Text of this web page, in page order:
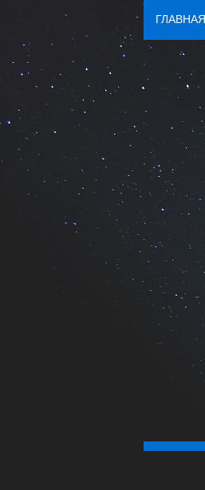
ГЛАВНАЯ